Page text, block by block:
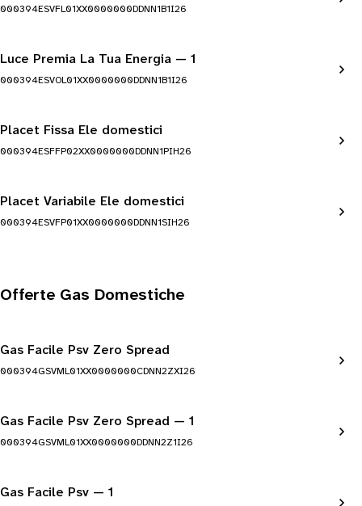
000394ESVFL01XX0000000DDNN1B1I26
Luce Premia La Tua Energia — 1
000394ESVOL01XX0000000DDNN1B1I26
Placet Fissa Ele domestici
000394ESFFP02XX0000000DDNN1PIH26
Placet Variabile Ele domestici
000394ESVFP01XX0000000DDNN1SIH26
Offerte Gas Domestiche
Gas Facile Psv Zero Spread
000394GSVML01XX0000000CDNN2ZXI26
Gas Facile Psv Zero Spread — 1
000394GSVML01XX0000000DDNN2Z1I26
Gas Facile Psv — 1